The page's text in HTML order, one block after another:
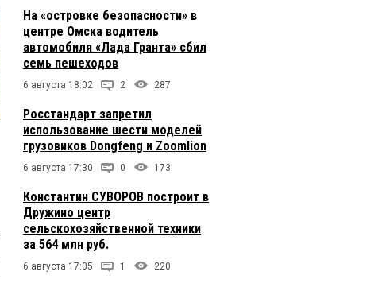
На «островке безопасности» в
центре Омска водитель
автомобиля «Лада Гранта» сбил
семь пешеходов
6 августа 18:02 2 287
Росстандарт запретил
использование шести моделей
грузовиков Dongfeng и Zoomlion
6 августа 17:30 0 173
Константин СУВОРОВ построит в
Дружино центр
сельскохозяйственной техники
за 564 млн руб.
6 августа 17:05 1 220